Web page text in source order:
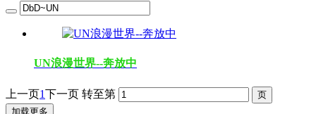
UN浪漫世界--奔放中
上一页1下一页 转至第
加载更多